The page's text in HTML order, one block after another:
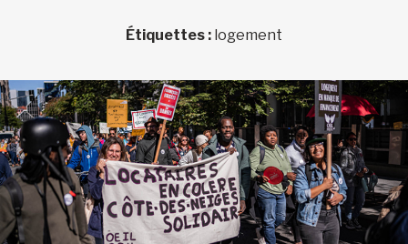
Étiquettes : logement